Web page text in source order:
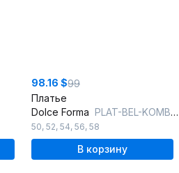
98.16 $99
Платье
Dolce Forma PLAT-BEL-KOMB-02_слива
50, 52, 54, 56, 58
В корзину